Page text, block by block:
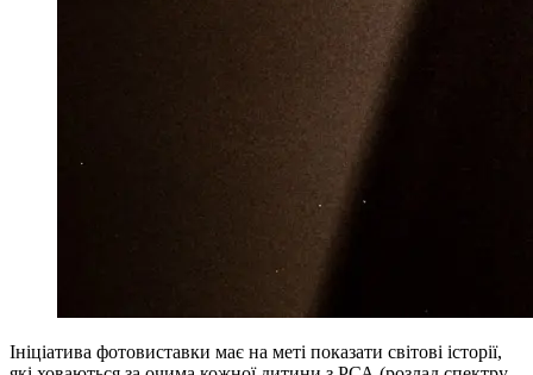
Ініціатива фотовиставки має на меті показати світові історії,